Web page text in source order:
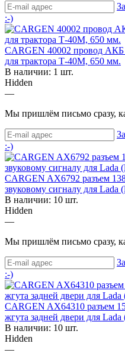
:-)
CARGEN 40002 провод АКБ
для трактора Т-40М, 650 мм.
В наличии: 1 шт.
Hidden
—
Мы пришлём письмо сразу,
:-)
CARGEN AX6792 разъем
звуковому сигналу для Lada
В наличии: 10 шт.
Hidden
—
Мы пришлём письмо сразу,
:-)
CARGEN AX64310 разъем
жгута задней двери для
В наличии: 10 шт.
Hidden
—